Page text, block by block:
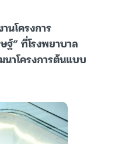
นโครงการ
” ที่โรงพยาบาล
นาโครงการต้นแบบ